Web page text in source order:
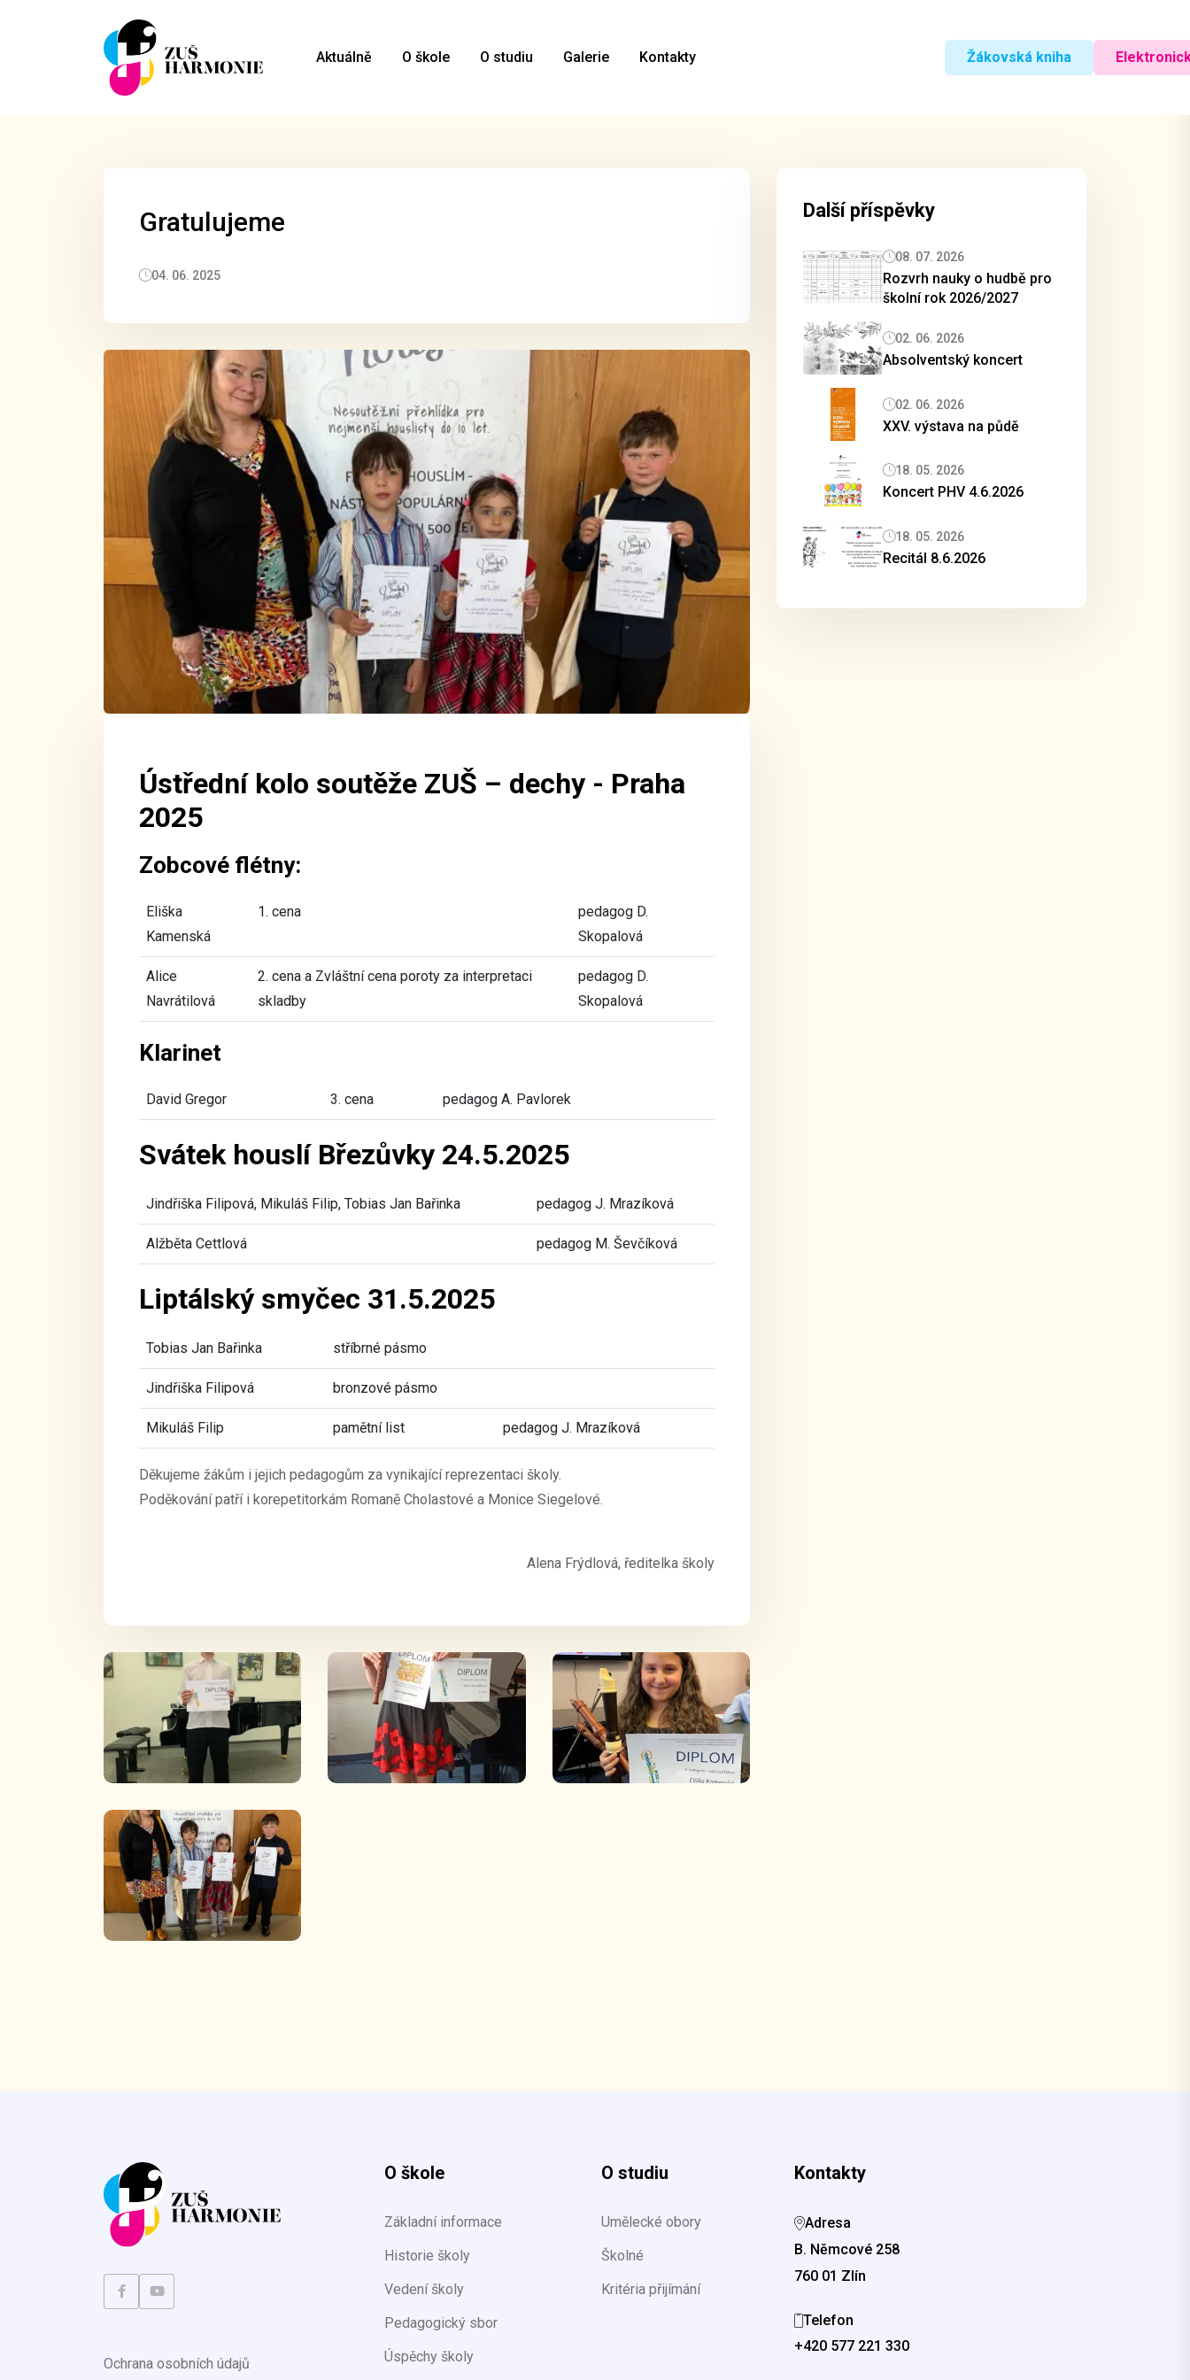
Aktuálně O škole O studiu Galerie Kontakty Žákovská kniha
Gratulujeme
04. 06. 2025
Ústřední kolo soutěže ZUŠ – dechy - Praha
2025
Zobcové flétny:
Eliška
Kamenská
1. cena
pedagog D.
Skopalová
Alice
Navrátilová
2. cena a Zvláštní cena poroty za interpretaci
skladby
pedagog D.
Skopalová
Klarinet
David Gregor 3. cena pedagog A. Pavlorek
Svátek houslí Březůvky 24.5.2025
Jindřiška Filipová, Mikuláš Filip, Tobias Jan Bařinka pedagog J. Mrazíková
Alžběta Cettlová pedagog M. Ševčíková
Liptálský smyčec 31.5.2025
Tobias Jan Bařinka stříbrné pásmo
Jindřiška Filipová bronzové pásmo
Mikuláš Filip pamětní list pedagog J. Mrazíková
Děkujeme žákům i jejich pedagogům za vynikající reprezentaci školy.
Poděkování patří i korepetitorkám Romaně Cholastové a Monice Siegelové.
Alena Frýdlová, ředitelka školy
Další příspěvky
08. 07. 2026
Rozvrh nauky o hudbě pro
školní rok 2026/2027
02. 06. 2026
Absolventský koncert
02. 06. 2026
XXV. výstava na půdě
18. 05. 2026
Koncert PHV 4.6.2026
18. 05. 2026
Recitál 8.6.2026
Ochrana osobních údajů
O škole
Základní informace
Historie školy
Vedení školy
Pedagogický sbor
Úspěchy školy
O studiu
Umělecké obory
Školné
Kritéria přijímání
Kontakty
Adresa
B. Němcové 258
760 01 Zlín
Telefon
+420 577 221 330